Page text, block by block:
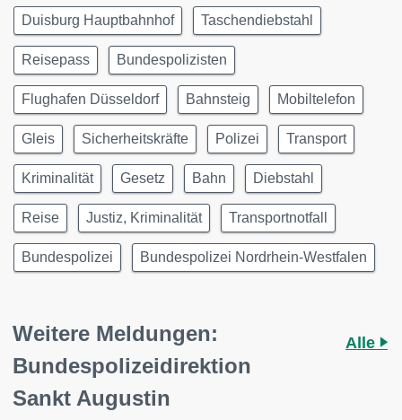
Duisburg Hauptbahnhof Taschendiebstahl
Reisepass Bundespolizisten
Flughafen Düsseldorf Bahnsteig Mobiltelefon
Gleis Sicherheitskräfte Polizei Transport
Kriminalität Gesetz Bahn Diebstahl
Reise Justiz, Kriminalität Transportnotfall
Bundespolizei Bundespolizei Nordrhein-Westfalen
Weitere Meldungen:
Bundespolizeidirektion
Sankt Augustin
Alle